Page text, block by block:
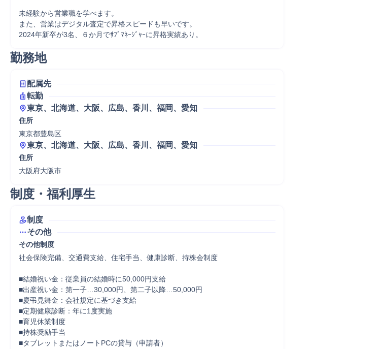
未経験から営業職を学べます。
また、営業はデジタル査定で昇格スピードも早いです。
2024年新卒が3名、６か月でｻﾌﾞﾏﾈｰｼﾞｬｰに昇格実績あり。
勤務地
配属先
転勤
東京、北海道、大阪、広島、香川、福岡、愛知
住所
東京都豊島区
東京、北海道、大阪、広島、香川、福岡、愛知
住所
大阪府大阪市
制度・福利厚生
制度
その他
その他制度
社会保険完備、交通費支給、住宅手当、健康診断、持株会制度
■結婚祝い金：従業員の結婚時に50,000円支給
■出産祝い金：第一子…30,000円、第二子以降…50,000円
■慶弔見舞金：会社規定に基づき支給
■定期健康診断：年に1度実施
■育児休業制度
■持株奨励手当
■タブレットまたはノートPCの貸与（申請者）